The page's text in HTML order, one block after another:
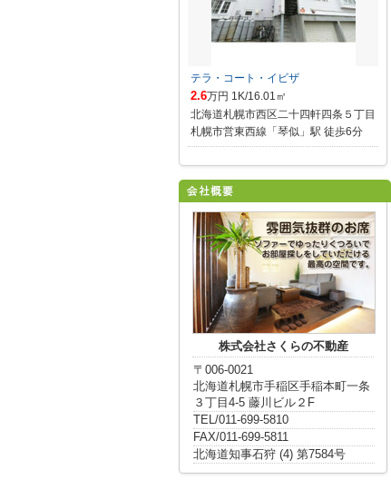
テラ・コート・イビザ
2.6万円 1K/16.01㎡
北海道札幌市西区二十四軒四条５丁目
札幌市営東西線「琴似」駅 徒歩6分
株式会社さくらの不動産
〒006-0021
北海道札幌市手稲区手稲本町一条
３丁目4-5 藤川ビル２F
TEL/011-699-5810
FAX/011-699-5811
北海道知事石狩 (4) 第7584号